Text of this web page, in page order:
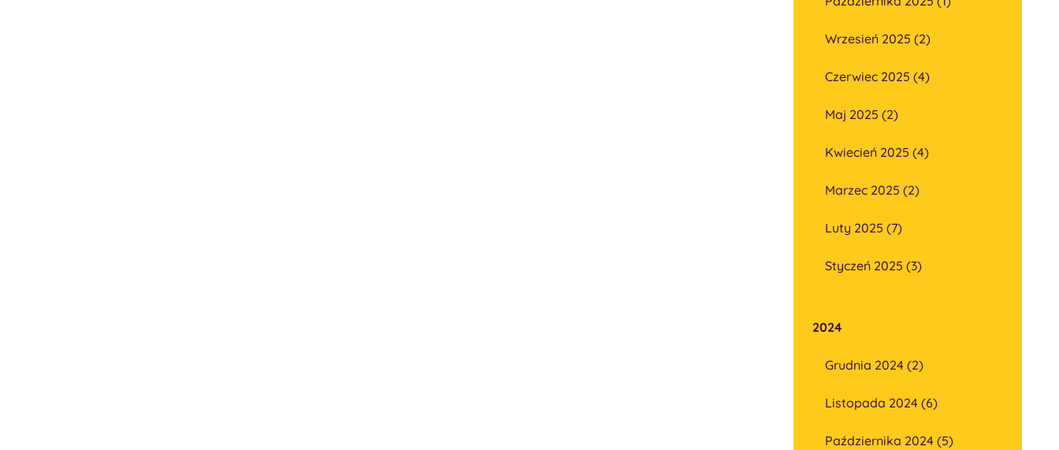
Wrzesień 2025 (2)
Czerwiec 2025 (4)
Maj 2025 (2)
Kwiecień 2025 (4)
Marzec 2025 (2)
Luty 2025 (7)
Styczeń 2025 (3)
2024
Grudnia 2024 (2)
Listopada 2024 (6)
Października 2024 (5)